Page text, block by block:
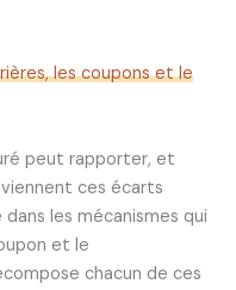
les coupons et le
peut rapporter, et
ces écarts
les mécanismes qui
et le
chacun de ces